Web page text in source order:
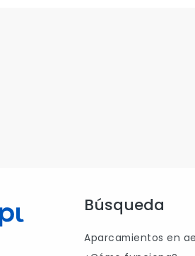
Búsqueda
Aparcamientos en